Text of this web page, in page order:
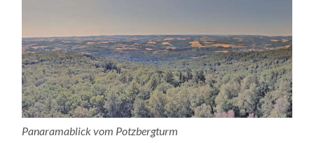
Panaramablick vom Potzbergturm